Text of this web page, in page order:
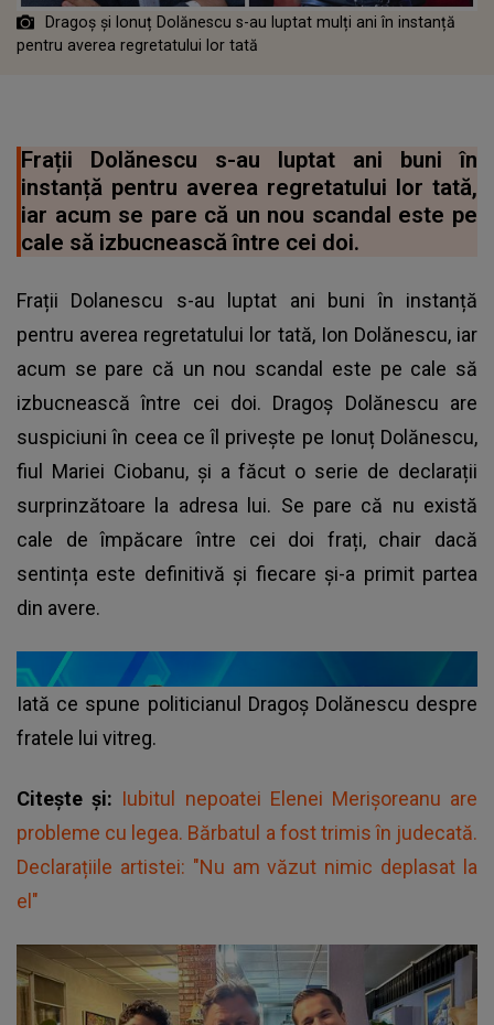
Dragoș și Ionuț Dolănescu s-au luptat mulți ani în instanță
pentru averea regretatului lor tată
Frații Dolănescu s-au luptat ani buni în
instanță pentru averea regretatului lor tată,
iar acum se pare că un nou scandal este pe
cale să izbucnească între cei doi.
Frații Dolanescu s-au luptat ani buni în instanță
pentru averea regretatului lor tată, Ion Dolănescu, iar
acum se pare că un nou scandal este pe cale să
izbucnească între cei doi. Dragoș Dolănescu are
suspiciuni în ceea ce îl privește pe Ionuț Dolănescu,
fiul Mariei Ciobanu, și a făcut o serie de declarații
surprinzătoare la adresa lui. Se pare că nu există
cale de împăcare între cei doi frați, chair dacă
sentința este definitivă și fiecare și-a primit partea
din avere.
Iată ce spune politicianul Dragoș Dolănescu despre
fratele lui vitreg.
Citește și: Iubitul nepoatei Elenei Merișoreanu are
probleme cu legea. Bărbatul a fost trimis în judecată.
Declarațiile artistei: "Nu am văzut nimic deplasat la
el"